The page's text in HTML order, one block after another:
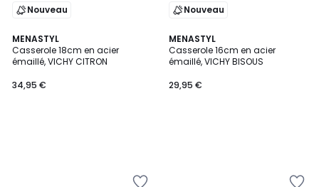
Nouveau
MENASTYL
Casserole 18cm en acier
émaillé, VICHY CITRON
34,95 €
Nouveau
MENASTYL
Casserole 16cm en acier
émaillé, VICHY BISOUS
29,95 €